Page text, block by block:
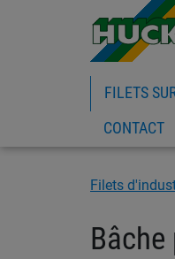
FILETS
CONTACT
Filets